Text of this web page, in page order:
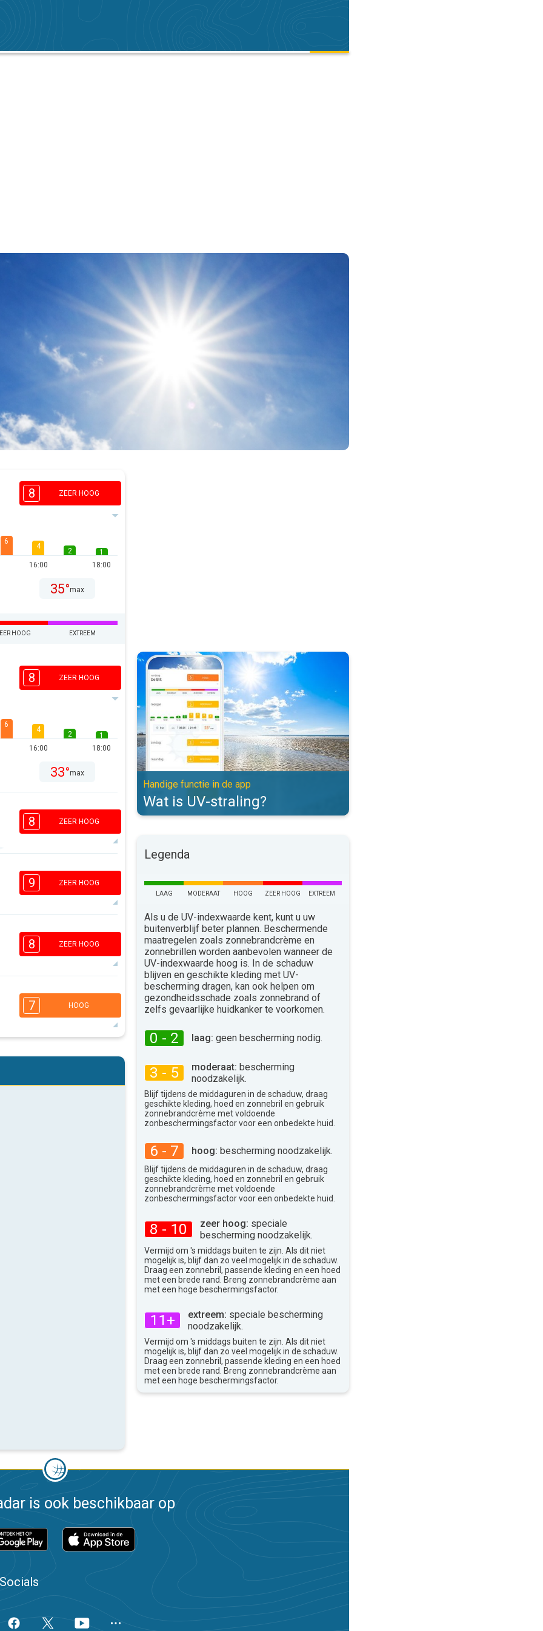
8 ZEER HOOG
6
4
16:00
2
1
18:00
35°max
HOOG EXTREEM
8 ZEER HOOG
6
4
16:00
2
1
18:00
33°max
8 ZEER HOOG
3
16:00
2
31°max
9 ZEER HOOG
4
16:00
2
18:00
32°
8 ZEER HOOG
4
16:00
2
33°max
7 HOOG
4
Wat is UV-straling?. Handige functie in de app. . .
Handige functie in de app
Wat is UV-straling?
Legenda
LAAG MODERAAT HOOG ZEER HOOG EXTREEM
Als u de UV-indexwaarde kent, kunt u uw
buitenverblijf beter plannen. Beschermende
maatregelen zoals zonnebrandcrème en
zonnebrillen worden aanbevolen wanneer de
UV-indexwaarde hoog is. In de schaduw
blijven en geschikte kleding met UV-
bescherming dragen, kan ook helpen om
gezondheidsschade zoals zonnebrand of
zelfs gevaarlijke huidkanker te voorkomen.
0 - 2 laag: geen bescherming nodig.
3 - 5 moderaat: bescherming
noodzakelijk.
Blijf tijdens de middaguren in de schaduw, draag
geschikte kleding, hoed en zonnebril en gebruik
zonnebrandcrème met voldoende
zonbeschermingsfactor voor een onbedekte huid.
6 - 7 hoog: bescherming noodzakelijk.
Blijf tijdens de middaguren in de schaduw, draag
geschikte kleding, hoed en zonnebril en gebruik
zonnebrandcrème met voldoende
zonbeschermingsfactor voor een onbedekte huid.
8 - 10 zeer hoog: speciale
bescherming noodzakelijk.
Vermijd om 's middags buiten te zijn. Als dit niet
mogelijk is, blijf dan zo veel mogelijk in de schaduw.
Draag een zonnebril, passende kleding en een hoed
met een brede rand. Breng zonnebrandcrème aan
met een hoge beschermingsfactor.
11+ extreem: speciale bescherming
noodzakelijk.
Vermijd om 's middags buiten te zijn. Als dit niet
mogelijk is, blijf dan zo veel mogelijk in de schaduw.
Draag een zonnebril, passende kleding en een hoed
met een brede rand. Breng zonnebrandcrème aan
met een hoge beschermingsfactor.
is ook beschikbaar op
Socials